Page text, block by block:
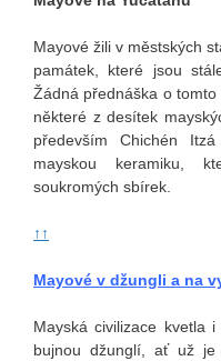
Mayové žili v městských
památek, které jsou
Žádná přednáška o
některé z desítek
především Chichén
mayskou keramiku,
soukromých sbírek.
↑↑
Mayové v džungli a na
Mayská civilizace kvetla
bujnou džunglí, ať už je